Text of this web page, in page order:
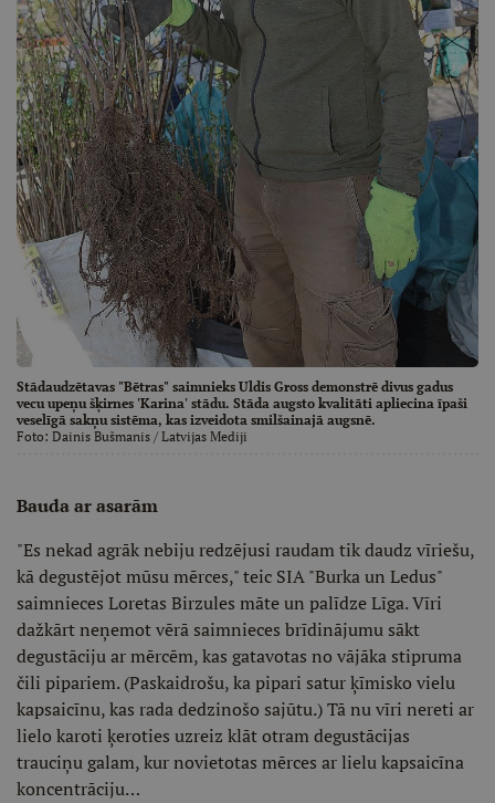
Stādaudzētavas "Bētras" saimnieks Uldis Gross demonstrē divus gadus
vecu upeņu šķirnes 'Karina' stādu. Stāda augsto kvalitāti apliecina īpaši
veselīgā sakņu sistēma, kas izveidota smilšainajā augsnē.
Foto: Dainis Bušmanis / Latvijas Mediji
Bauda ar asarām
"Es nekad agrāk nebiju redzējusi raudam tik daudz vīriešu,
kā degustējot mūsu mērces," teic SIA "Burka un Ledus"
saimnieces Loretas Birzules māte un palīdze Līga. Vīri
dažkārt neņemot vērā saimnieces brīdinājumu sākt
degustāciju ar mērcēm, kas gatavotas no vājāka stipruma
čili pipariem. (Paskaidrošu, ka pipari satur ķīmisko vielu
kapsaicīnu, kas rada dedzinošo sajūtu.) Tā nu vīri nereti ar
lielo karoti ķeroties uzreiz klāt otram degustācijas
trauciņu galam, kur novietotas mērces ar lielu kapsaicīna
koncentrāciju…